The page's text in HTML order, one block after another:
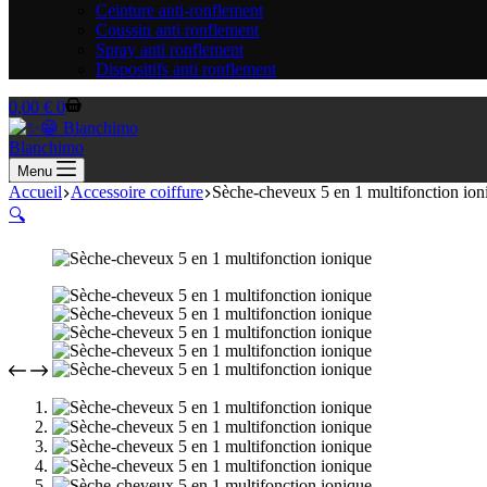
Ceinture anti-ronflement
Coussin anti ronflement
Spray anti ronflement
Dispositifs anti ronflement
Panier
d’achat
0,00 € 0
Blanchimo
Menu
Accueil Accessoire coiffure Sèche-cheveux 5 en 1 multifonction
🔍